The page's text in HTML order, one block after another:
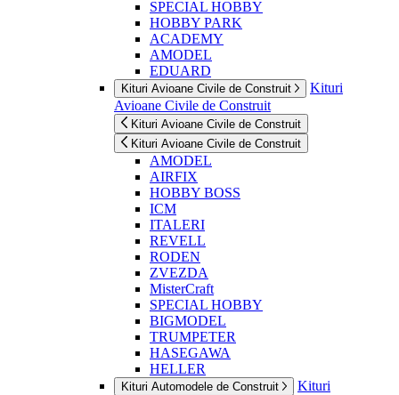
SPECIAL HOBBY
HOBBY PARK
ACADEMY
AMODEL
EDUARD
Kituri Avioane Civile de Construit
Kituri
Avioane Civile de Construit
Kituri Avioane Civile de Construit
Kituri Avioane Civile de Construit
AMODEL
AIRFIX
HOBBY BOSS
ICM
ITALERI
REVELL
RODEN
ZVEZDA
MisterCraft
SPECIAL HOBBY
BIGMODEL
TRUMPETER
HASEGAWA
HELLER
Kituri Automodele de Construit
Kituri